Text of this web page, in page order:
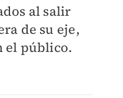
al salir
de su eje,
el público.